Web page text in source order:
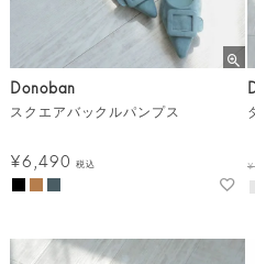
Donoban
スクエアバックルパンプス
¥6,490 税込 ¥